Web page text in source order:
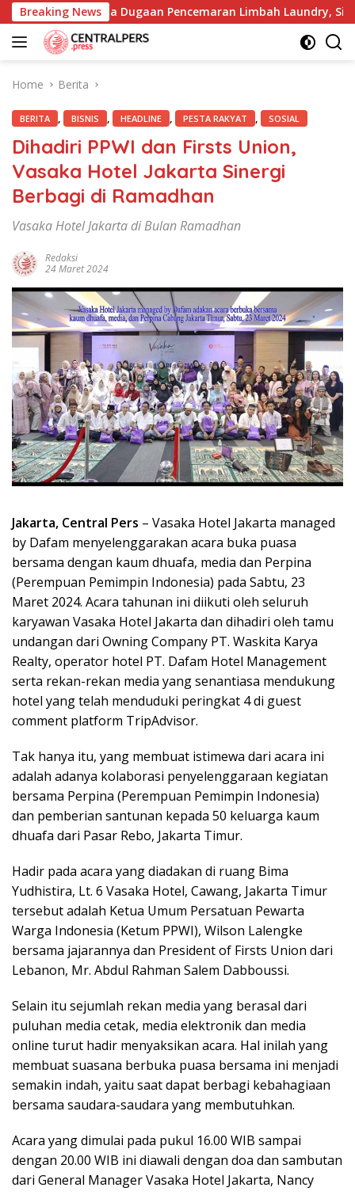
Skip
to
content
Breaking News
Mata Dugaan Pencemaran Limbah Laundry, Siap Tempuh
Home Berita
BERITA , BISNIS , HEADLINE , PESTA RAKYAT , SOSIAL
Dihadiri PPWI dan Firsts Union,
Vasaka Hotel Jakarta Sinergi
Berbagi di Ramadhan
Vasaka Hotel Jakarta di Bulan Ramadhan
Redaksi
24 Maret 2024
Jakarta, Central Pers – Vasaka Hotel Jakarta managed
by Dafam menyelenggarakan acara buka puasa
bersama dengan kaum dhuafa, media dan Perpina
(Perempuan Pemimpin Indonesia) pada Sabtu, 23
Maret 2024. Acara tahunan ini diikuti oleh seluruh
karyawan Vasaka Hotel Jakarta dan dihadiri oleh tamu
undangan dari Owning Company PT. Waskita Karya
Realty, operator hotel PT. Dafam Hotel Management
serta rekan-rekan media yang senantiasa mendukung
hotel yang telah menduduki peringkat 4 di guest
comment platform TripAdvisor.
Tak hanya itu, yang membuat istimewa dari acara ini
adalah adanya kolaborasi penyelenggaraan kegiatan
bersama Perpina (Perempuan Pemimpin Indonesia)
dan pemberian santunan kepada 50 keluarga kaum
dhuafa dari Pasar Rebo, Jakarta Timur.
Hadir pada acara yang diadakan di ruang Bima
Yudhistira, Lt. 6 Vasaka Hotel, Cawang, Jakarta Timur
tersebut adalah Ketua Umum Persatuan Pewarta
Warga Indonesia (Ketum PPWI), Wilson Lalengke
bersama jajarannya dan President of Firsts Union dari
Lebanon, Mr. Abdul Rahman Salem Dabboussi.
Selain itu sejumlah rekan media yang berasal dari
puluhan media cetak, media elektronik dan media
online turut hadir menyaksikan acara. Hal inilah yang
membuat suasana berbuka puasa bersama ini menjadi
semakin indah, yaitu saat dapat berbagi kebahagiaan
bersama saudara-saudara yang membutuhkan.
Acara yang dimulai pada pukul 16.00 WIB sampai
dengan 20.00 WIB ini diawali dengan doa dan sambutan
dari General Manager Vasaka Hotel Jakarta, Nancy